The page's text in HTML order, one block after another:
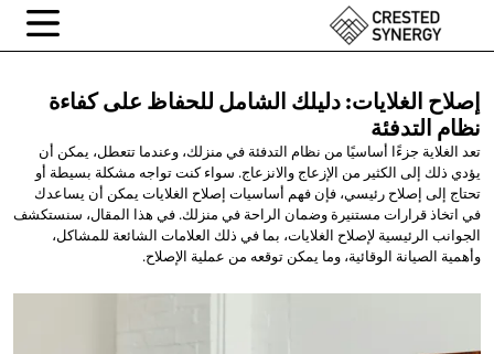
إصلاح الغلايات: دليلك الشامل للحفاظ على كفاءة
نظام التدفئة
تعد الغلاية جزءًا أساسيًا من نظام التدفئة في منزلك، وعندما تتعطل، يمكن أن
يؤدي ذلك إلى الكثير من الإزعاج والانزعاج. سواء كنت تواجه مشكلة بسيطة أو
تحتاج إلى إصلاح رئيسي، فإن فهم أساسيات إصلاح الغلايات يمكن أن يساعدك
في اتخاذ قرارات مستنيرة وضمان الراحة في منزلك. في هذا المقال، سنستكشف
الجوانب الرئيسية لإصلاح الغلايات، بما في ذلك العلامات الشائعة للمشاكل،
وأهمية الصيانة الوقائية، وما يمكن توقعه من عملية الإصلاح.